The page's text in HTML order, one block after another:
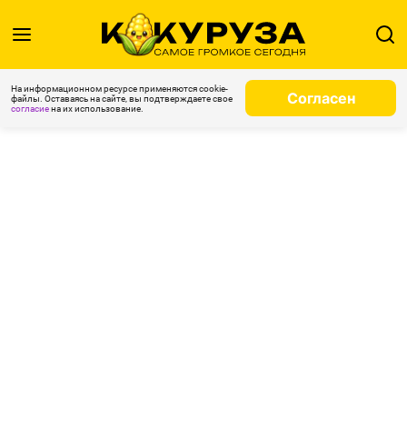
На информационном ресурсе применяются cookie-
файлы. Оставаясь на сайте, вы подтверждаете свое
согласиена их использование.
Согласен